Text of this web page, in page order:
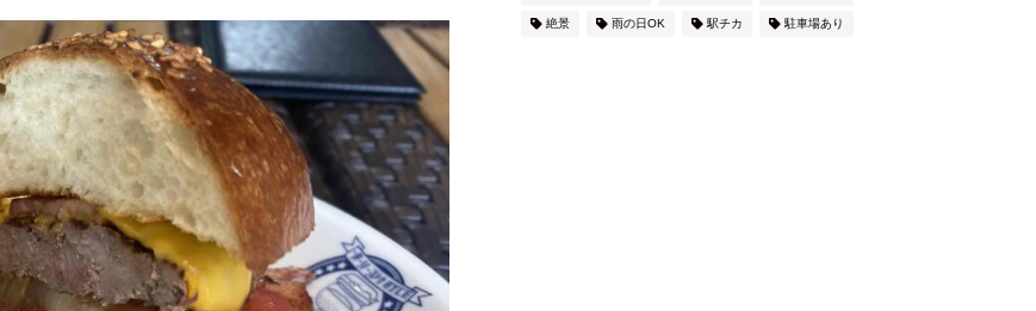
絶景 雨の日OK 駅チカ 駐車場あり